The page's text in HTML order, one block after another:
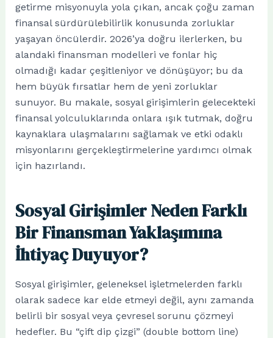
getirme misyonuyla yola çıkan, ancak çoğu zaman
finansal sürdürülebilirlik konusunda zorluklar
yaşayan öncülerdir. 2026’ya doğru ilerlerken, bu
alandaki finansman modelleri ve fonlar hiç
olmadığı kadar çeşitleniyor ve dönüşüyor; bu da
hem büyük fırsatlar hem de yeni zorluklar
sunuyor. Bu makale, sosyal girişimlerin gelecekteki
finansal yolculuklarında onlara ışık tutmak, doğru
kaynaklara ulaşmalarını sağlamak ve etki odaklı
misyonlarını gerçekleştirmelerine yardımcı olmak
için hazırlandı.
Sosyal Girişimler Neden Farklı
Bir Finansman Yaklaşımına
İhtiyaç Duyuyor?
Sosyal girişimler, geleneksel işletmelerden farklı
olarak sadece kar elde etmeyi değil, aynı zamanda
belirli bir sosyal veya çevresel sorunu çözmeyi
hedefler. Bu “çift dip çizgi” (double bottom line)